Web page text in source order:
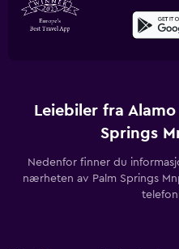
Leiebiler fra
Springs
Nedenfor finner du
nærheten av Palm Springs